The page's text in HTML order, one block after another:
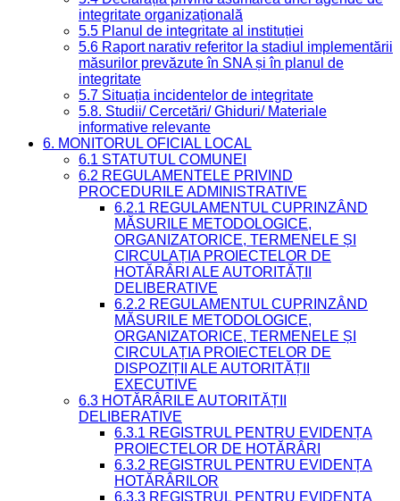
integritate organizațională
5.5 Planul de integritate al instituției
5.6 Raport narativ referitor la stadiul implementării
măsurilor prevăzute în SNA și în planul de
integritate
5.7 Situația incidentelor de integritate
5.8. Studii/ Cercetări/ Ghiduri/ Materiale
informative relevante
6. MONITORUL OFICIAL LOCAL
6.1 STATUTUL COMUNEI
6.2 REGULAMENTELE PRIVIND
PROCEDURILE ADMINISTRATIVE
6.2.1 REGULAMENTUL CUPRINZÂND
MĂSURILE METODOLOGICE,
ORGANIZATORICE, TERMENELE ȘI
CIRCULAȚIA PROIECTELOR DE
HOTĂRÂRI ALE AUTORITĂȚII
DELIBERATIVE
6.2.2 REGULAMENTUL CUPRINZÂND
MĂSURILE METODOLOGICE,
ORGANIZATORICE, TERMENELE ȘI
CIRCULAȚIA PROIECTELOR DE
DISPOZIȚII ALE AUTORITĂȚII
EXECUTIVE
6.3 HOTĂRÂRILE AUTORITĂȚII
DELIBERATIVE
6.3.1 REGISTRUL PENTRU EVIDENȚA
PROIECTELOR DE HOTĂRÂRI
6.3.2 REGISTRUL PENTRU EVIDENȚA
HOTĂRÂRILOR
6.3.3 REGISTRUL PENTRU EVIDENȚA